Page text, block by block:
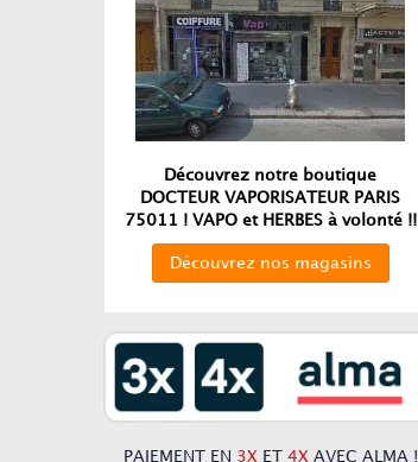
Découvrez notre boutique
DOCTEUR VAPORISATEUR PARIS
75011 ! VAPO et HERBES à volonté !!
Découvrez nos magasins
PAIEMENT EN 3X ET 4X AVEC ALMA !